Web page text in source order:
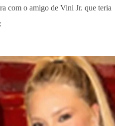
com o amigo de Vini Jr. que teria